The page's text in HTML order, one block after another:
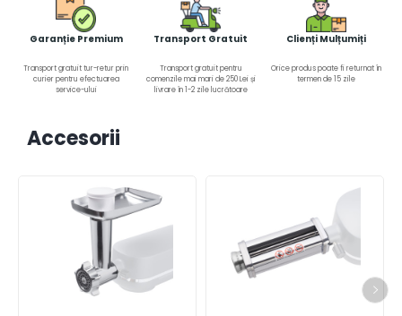
Garanție Premium
Transport gratuit tur-retur prin
curier pentru efectuarea
service-ului
Transport Gratuit
Transport gratuit pentru
comenzile mai mari de 250 Lei și
livrare în 1-2 zile lucrătoare
Clienți Mulțumiți
Orice produs poate fi returnat în
termen de 15 zile
Accesorii